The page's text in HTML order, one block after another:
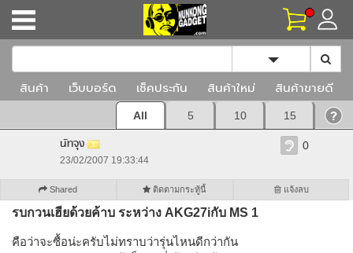
Toggle
สินค้า เว็บบอร์ด เช็คประกัน สินค้าใหม่ สินค้าขายดี
All 5 10 15
นัทจุง
23/02/2007 19:33:44
0
Shared ติดตามกระทู้นี้ แจ้งลบ
รบกวนเฮียด้วยค้าบ ระหว่าง AKG27iกับ MS 1
คือว่าจะซื้อน่ะครับไม่ทราบว่ารุ่นไหนดีกว่ากัน